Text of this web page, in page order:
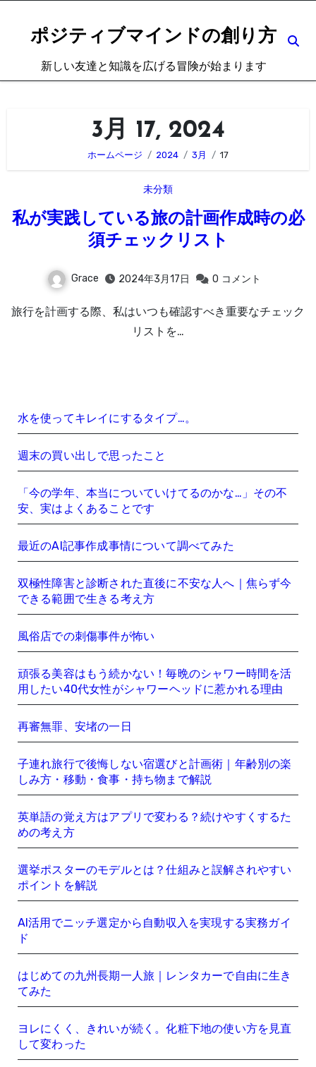
ポジティブマインドの創り方
新しい友達と知識を広げる冒険が始まります
3月 17, 2024
ホームページ 2024 3月 17
未分類
私が実践している旅の計画作成時の必
須チェックリスト
Grace 2024年3月17日 0 コメント
旅行を計画する際、私はいつも確認すべき重要なチェック
リストを…
水を使ってキレイにするタイプ…。
週末の買い出しで思ったこと
「今の学年、本当についていけてるのかな…」その不
安、実はよくあることです
最近のAI記事作成事情について調べてみた
双極性障害と診断された直後に不安な人へ｜焦らず今
できる範囲で生きる考え方
風俗店での刺傷事件が怖い
頑張る美容はもう続かない！毎晩のシャワー時間を活
用したい40代女性がシャワーヘッドに惹かれる理由
再審無罪、安堵の一日
子連れ旅行で後悔しない宿選びと計画術｜年齢別の楽
しみ方・移動・食事・持ち物まで解説
英単語の覚え方はアプリで変わる？続けやすくするた
めの考え方
選挙ポスターのモデルとは？仕組みと誤解されやすい
ポイントを解説
AI活用でニッチ選定から自動収入を実現する実務ガイ
ド
はじめての九州長期一人旅｜レンタカーで自由に生き
てみた
ヨレにくく、きれいが続く。化粧下地の使い方を見直
して変わった